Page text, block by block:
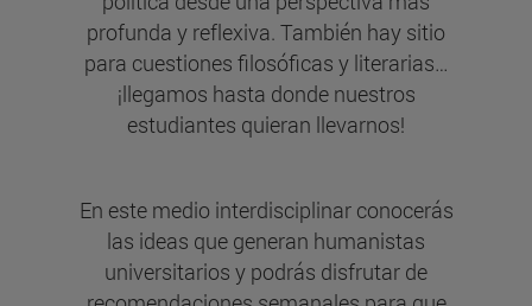
profunda y reflexiva. También hay sitio
para cuestiones filosóficas y literarias…
¡llegamos hasta donde nuestros
estudiantes quieran llevarnos!
En este medio interdisciplinar conocerás
las ideas que generan humanistas
universitarios y podrás disfrutar de